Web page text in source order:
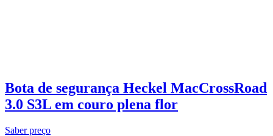
Bota de segurança Heckel MacCrossRoad
3.0 S3L em couro plena flor
Saber preço